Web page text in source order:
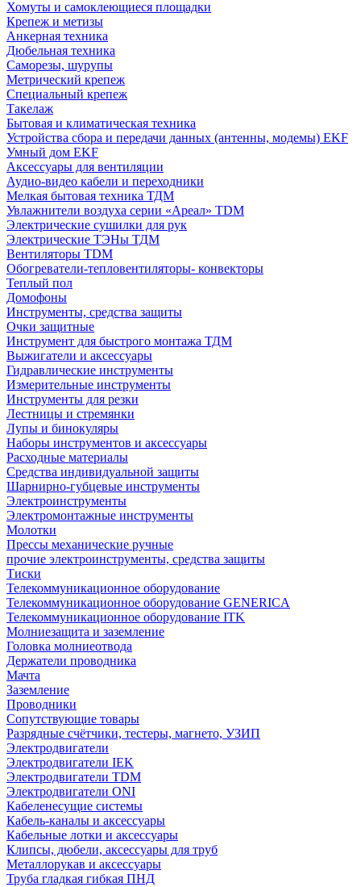
Хомуты и самоклеющиеся площадки
Крепеж и метизы
Анкерная техника
Дюбельная техника
Саморезы, шурупы
Метрический крепеж
Специальный крепеж
Такелаж
Бытовая и климатическая техника
Устройства сбора и передачи данных (антенны, модемы) EKF
Умный дом EKF
Аксессуары для вентиляции
Аудио-видео кабели и переходники
Мелкая бытовая техника ТДМ
Увлажнители воздуха серии «Ареал» TDM
Электрические сушилки для рук
Электрические ТЭНы ТДМ
Вентиляторы TDM
Обогреватели-тепловентиляторы- конвекторы
Теплый пол
Домофоны
Инструменты, средства защиты
Очки защитные
Инструмент для быстрого монтажа ТДМ
Выжигатели и аксессуары
Гидравлические инструменты
Измерительные инструменты
Инструменты для резки
Лестницы и стремянки
Лупы и бинокуляры
Наборы инструментов и аксессуары
Расходные материалы
Средства индивидуальной защиты
Шарнирно-губцевые инструменты
Электроинструменты
Электромонтажные инструменты
Молотки
Прессы механические ручные
прочие электроинструменты, средства защиты
Тиски
Телекоммуникационное оборудование
Телекоммуникационное оборудование GENERICA
Телекоммуникационное оборудование ITK
Молниезащита и заземление
Головка молниеотвода
Держатели проводника
Мачта
Заземление
Проводники
Сопутствующие товары
Разрядные счётчики, тестеры, магнето, УЗИП
Электродвигатели
Электродвигатели IEK
Электродвигатели TDM
Электродвигатели ONI
Кабеленесущие системы
Кабель-каналы и аксессуары
Кабельные лотки и аксессуары
Клипсы, дюбели, аксессуары для труб
Металлорукав и аксессуары
Труба гладкая гибкая ПНД